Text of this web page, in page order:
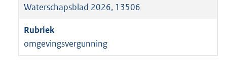
Waterschapsblad 2026, 13506
omgevingsvergunning